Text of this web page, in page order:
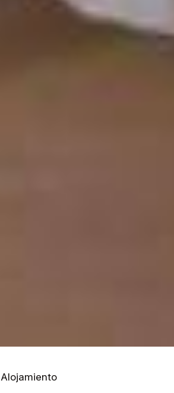
Alojamiento